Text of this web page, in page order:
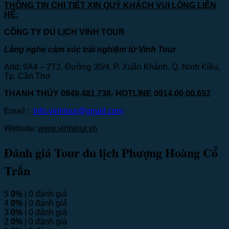
THÔNG TIN CHI TIẾT XIN QUÝ KHÁCH VUI LÒNG LIÊN
HỆ:
CÔNG TY DU LỊCH VINH TOUR
Lắng nghe cảm xúc trải nghiệm từ Vinh Tour
Add: 9A4 – 2T2, Đường 30/4, P. Xuân Khánh, Q. Ninh Kiều,
Tp. Cần Thơ
THANH THÚY 0949.481.738- HOTLINE 0914.00.00.652
Email : info.vinhtour@gmail.com
Website: www.vinhtour.vn
Đánh giá Tour du lịch Phượng Hoàng Cổ
Trấn
5 0% | 0 đánh giá
4 0% | 0 đánh giá
3 0% | 0 đánh giá
2 0% | 0 đánh giá